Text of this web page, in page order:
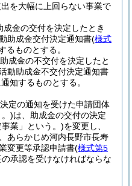
を大幅に上回らない事業で
成金の交付を決定したとき
助成金交付決定通知書(様式
るものとする。
成金の不交付を決定したと
動助成金不交付決定通知書
知するものとする。
定の通知を受けた申請団体
)は、助成金の交付の決定
業」という。)を変更し、
あらかじめ河内長野市長寿
変更等承認申請書(様式第5
承認を受けなければならな